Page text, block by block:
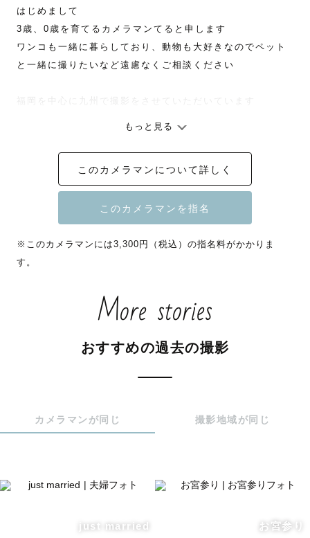
はじめまして
3歳、0歳を育てるカメラマンてると申します
ワンコも一緒に暮らしており、動物も大好きなのでペット
と一緒に撮りたいなど遠慮なくご相談ください
( 🚗 ) 撮影受付地域
福岡、佐賀
他地域もご予約可能な場合もございます
ご相談ください
福岡市内より交通費が3,000円を超える場合は追加交通費
( 🌷 ) スケジュール
スケジュールが△や×の場合もお受け可能な場合がございま
( 🍼 ) 撮影に関する注意事項
□ナチュラルニューボーン : 自然な新生児フォト
ナチュラルニューボーンを含む
もっと見る
このカメラマンについて詳しく
※このカメラマンには3,300円（税込）の指名料がかかりま
す。
More stories
おすすめの過去の撮影
カメラマンが同じ 撮影地域が同じ
just married お宮参り